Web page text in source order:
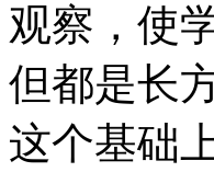
观察，使
但都是长
这个基础